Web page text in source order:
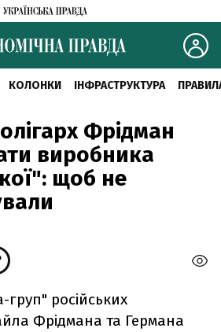
КОЛОНКИ ІНФРАСТРУКТУРА
Фрідман
виробника
щоб не
російських
Фрідмана та Германа